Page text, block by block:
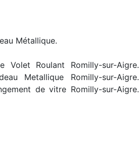
Métallique.
Volet Roulant Romilly-sur-Aigre.
Metallique Romilly-sur-Aigre.
de vitre Romilly-sur-Aigre.